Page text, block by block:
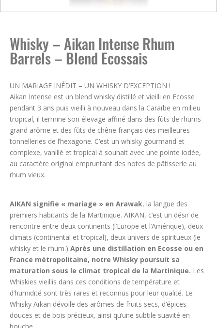
Whisky – Aikan Intense Rhum
Barrels – Blend Ecossais
UN MARIAGE INÉDIT – UN WHISKY D’EXCEPTION !
Aikan Intense est un blend whisky distillé et vieilli en Ecosse
pendant 3 ans puis vieilli à nouveau dans la Caraïbe en milieu
tropical, il termine son élevage affiné dans des fûts de rhums
grand arôme et des fûts de chêne français des meilleures
tonnelleries de l’hexagone. C’est un whisky gourmand et
complexe, vanillé et tropical à souhait avec une pointe iodée,
au caractère original empruntant des notes de pâtisserie au
rhum vieux.
AIKAN signifie « mariage » en Arawak, la langue des
premiers habitants de la Martinique. AIKAN, c’est un désir de
rencontre entre deux continents (l’Europe et l’Amérique), deux
climats (continental et tropical), deux univers de spiritueux (le
whisky et le rhum.) Après une distillation en Ecosse ou en
France métropolitaine, notre Whisky poursuit sa
maturation sous le climat tropical de la Martinique. Les
Whiskies vieillis dans ces conditions de température et
d’humidité sont très rares et reconnus pour leur qualité. Le
Whisky Aïkan dévoile des arômes de fruits secs, d’épices
douces et de bois précieux, ainsi qu’une subtile suavité en